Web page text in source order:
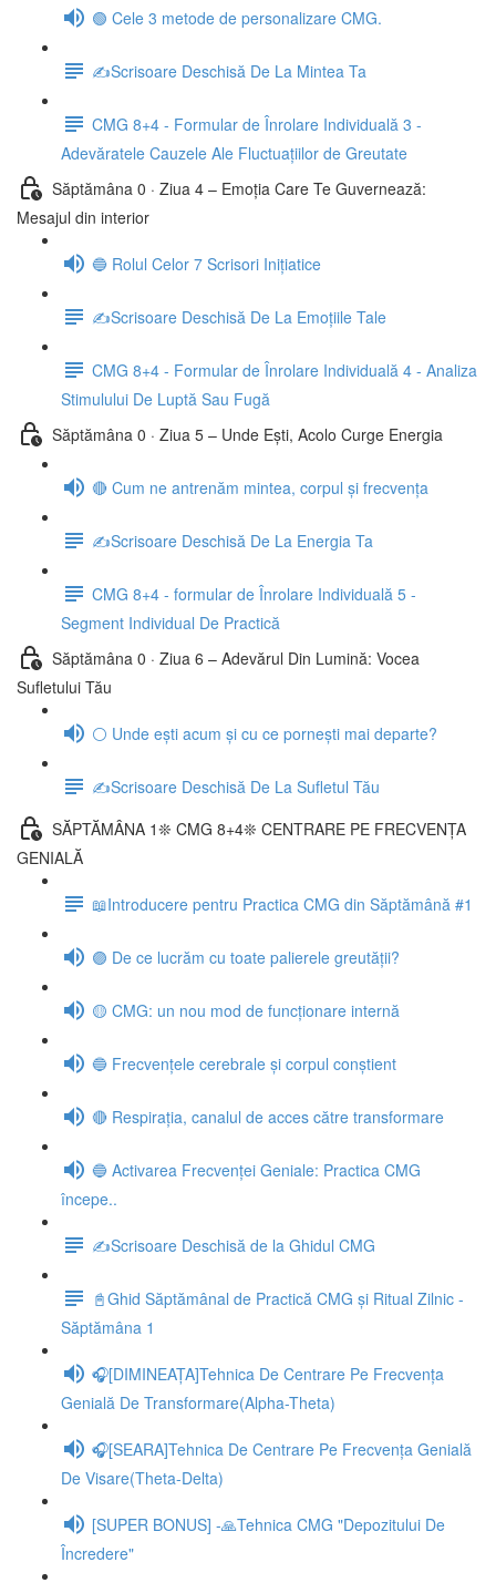
🟢 Cele 3 metode de personalizare CMG.
✍️Scrisoare Deschisă De La Mintea Ta
CMG 8+4 - Formular de Înrolare Individuală 3 -
Adevăratele Cauzele Ale Fluctuațiilor de Greutate
Săptămâna 0 · Ziua 4 – Emoția Care Te Guvernează:
Mesajul din interior
🔵 Rolul Celor 7 Scrisori Inițiatice
✍️Scrisoare Deschisă De La Emoțiile Tale
CMG 8+4 - Formular de Înrolare Individuală 4 - Analiza
Stimulului De Luptă Sau Fugă
Săptămâna 0 · Ziua 5 – Unde Ești, Acolo Curge Energia
🔴 Cum ne antrenăm mintea, corpul și frecvența
✍️Scrisoare Deschisă De La Energia Ta
CMG 8+4 - formular de Înrolare Individuală 5 -
Segment Individual De Practică
Săptămâna 0 · Ziua 6 – Adevărul Din Lumină: Vocea
Sufletului Tău
⚪ Unde ești acum și cu ce pornești mai departe?
✍️Scrisoare Deschisă De La Sufletul Tău
SĂPTĂMÂNA 1❊ CMG 8+4❊ CENTRARE PE FRECVENȚA
GENIALĂ
📖Introducere pentru Practica CMG din Săptămână #1
🟣 De ce lucrăm cu toate palierele greutății?
🟡 CMG: un nou mod de funcționare internă
🔵 Frecvențele cerebrale și corpul conștient
🔴 Respirația, canalul de acces către transformare
🔵 Activarea Frecvenței Geniale: Practica CMG
începe..
✍️Scrisoare Deschisă de la Ghidul CMG
📓Ghid Săptămânal de Practică CMG și Ritual Zilnic -
Săptămâna 1
🎧[DIMINEAȚA]Tehnica De Centrare Pe Frecvența
Genială De Transformare(Alpha-Theta)
🎧[SEARA]Tehnica De Centrare Pe Frecvența Genială
De Visare(Theta-Delta)
[SUPER BONUS] -🙏Tehnica CMG "Depozitului De
Încredere"